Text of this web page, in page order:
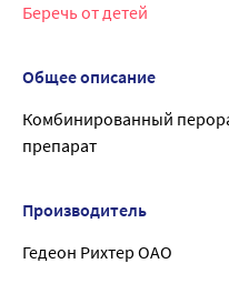
Беречь от детей
Общее описание
Комбинированный
препарат
Производитель
Гедеон Рихтер ОАО